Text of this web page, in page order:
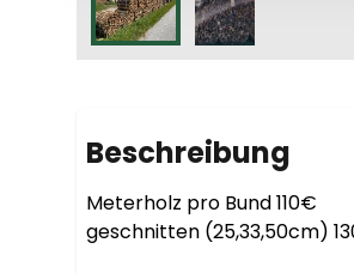
Beschreibung
Meterholz pro Bund 110€
geschnitten (25,33,50cm)